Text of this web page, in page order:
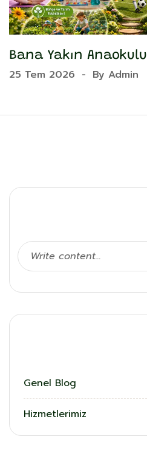
Bana Yakın Anaokulu
25 Tem 2026 - By Admin
Genel Blog
Hizmetlerimiz